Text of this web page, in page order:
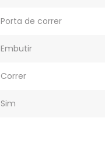
Porta de correr
Embutir
Correr
Sim